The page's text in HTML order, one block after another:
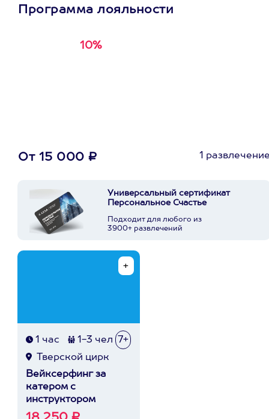
Программа лояльности
10%
От 15 000 ₽ 1
Универсальный сертификат
Персональное Счастье
Подходит для любого из
3900+ развлечений
1 час 1-3 чел
7+
Тверской цирк
Вейксерфинг за
катером с
инструктором